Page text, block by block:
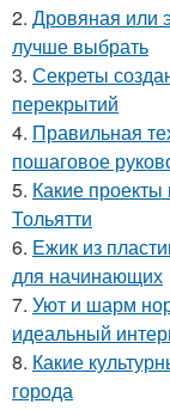
2. Дровяная или
лучше выбрать
3. Секреты
перекрытий
4. Правильная
пошаговое
5. Какие проекты
Тольятти
6. Ежик из
для начинающих
7. Уют и шарм
идеальный
8. Какие
города